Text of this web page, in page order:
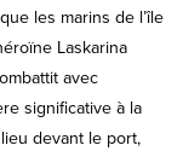
les marins de l’île
Laskarina
avec
significative à la
devant le port,